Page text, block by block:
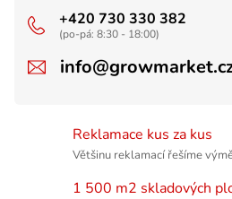
+420 730 330 382
(po-pá: 8:30 - 18:00)
Reklamace kus za kus
Většinu reklamací řešíme
1 500 m2 skladových